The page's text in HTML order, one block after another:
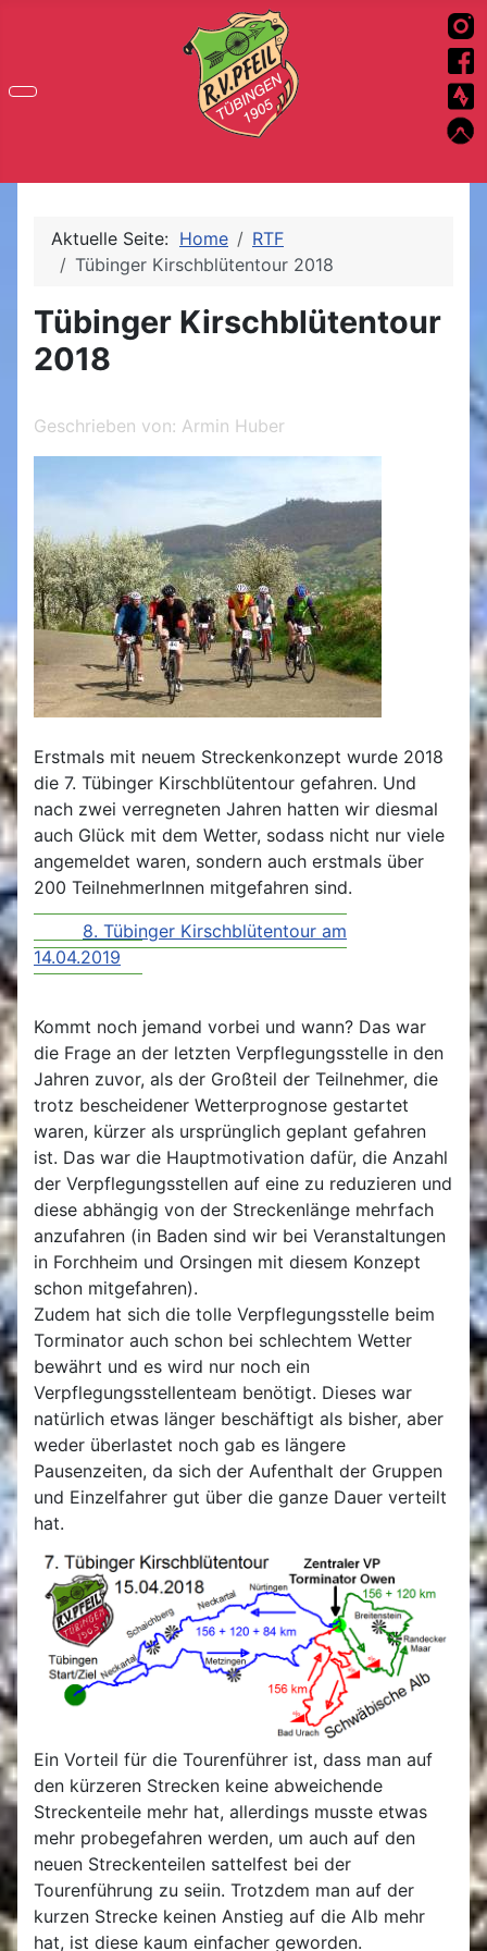
Aktuelle Seite: Home
RTF
Tübinger Kirschblütentour 2018
Tübinger Kirschblütentour
2018
Geschrieben von: Armin Huber
Erstmals mit neuem Streckenkonzept wurde 2018
die 7. Tübinger Kirschblütentour gefahren. Und
nach zwei verregneten Jahren hatten wir diesmal
auch Glück mit dem Wetter, sodass nicht nur viele
angemeldet waren, sondern auch erstmals über
200 TeilnehmerInnen mitgefahren sind.
8. Tübinger Kirschblütentour am
14.04.2019
Kommt noch jemand vorbei und wann? Das war
die Frage an der letzten Verpflegungsstelle in den
Jahren zuvor, als der Großteil der Teilnehmer, die
trotz bescheidener Wetterprognose gestartet
waren, kürzer als ursprünglich geplant gefahren
ist. Das war die Hauptmotivation dafür, die Anzahl
der Verpflegungsstellen auf eine zu reduzieren und
diese abhängig von der Streckenlänge mehrfach
anzufahren (in Baden sind wir bei Veranstaltungen
in Forchheim und Orsingen mit diesem Konzept
schon mitgefahren).
Zudem hat sich die tolle Verpflegungsstelle beim
Torminator auch schon bei schlechtem Wetter
bewährt und es wird nur noch ein
Verpflegungsstellenteam benötigt. Dieses war
natürlich etwas länger beschäftigt als bisher, aber
weder überlastet noch gab es längere
Pausenzeiten, da sich der Aufenthalt der Gruppen
und Einzelfahrer gut über die ganze Dauer verteilt
hat.
Ein Vorteil für die Tourenführer ist, dass man auf
den kürzeren Strecken keine abweichende
Streckenteile mehr hat, allerdings musste etwas
mehr probegefahren werden, um auch auf den
neuen Streckenteilen sattelfest bei der
Tourenführung zu seiin. Trotzdem man auf der
kurzen Strecke keinen Anstieg auf die Alb mehr
hat, ist diese kaum einfacher geworden.